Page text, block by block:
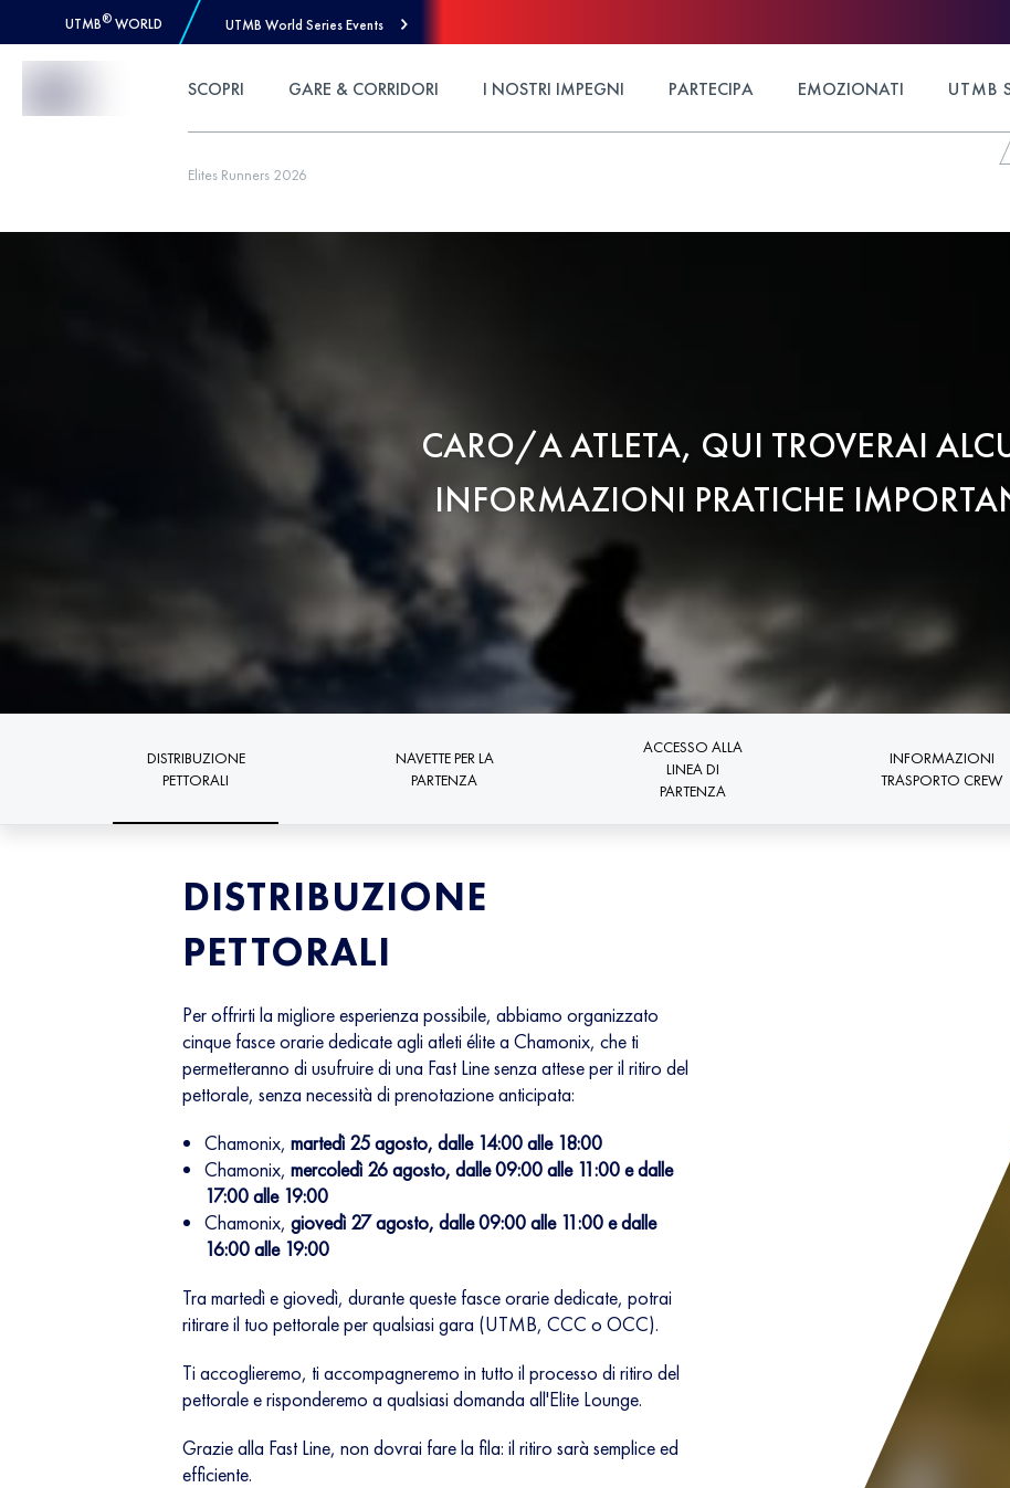
UTMB® WORLD UTMB World Series Events
SCOPRI GARE & CORRIDORI I NOSTRI IMPEGNI PARTECIPA EMOZIONATI UTMB
Elites Runners 2026
CARO/A ATLETA, QUI TROVERAI
INFORMAZIONI PRATICHE
DISTRIBUZIONE
PETTORALI
NAVETTE PER LA
PARTENZA
ACCESSO ALLA
LINEA DI
PARTENZA
INFORMAZIONI
TRASPORTO CREW
DISTRIBUZIONE
PETTORALI
Per offrirti la migliore esperienza possibile, abbiamo organizzato
cinque fasce orarie dedicate agli atleti élite a Chamonix, che ti
permetteranno di usufruire di una Fast Line senza attese per il ritiro del
pettorale, senza necessità di prenotazione anticipata:
Chamonix, martedì 25 agosto, dalle 14:00 alle 18:00
Chamonix, mercoledì 26 agosto, dalle 09:00 alle 11:00 e dalle
17:00 alle 19:00
Chamonix, giovedì 27 agosto, dalle 09:00 alle 11:00 e dalle
16:00 alle 19:00
Tra martedì e giovedì, durante queste fasce orarie dedicate, potrai
ritirare il tuo pettorale per qualsiasi gara (UTMB, CCC o OCC).
Ti accoglieremo, ti accompagneremo in tutto il processo di ritiro del
pettorale e risponderemo a qualsiasi domanda all'Elite Lounge.
Grazie alla Fast Line, non dovrai fare la fila: il ritiro sarà semplice ed
efficiente.